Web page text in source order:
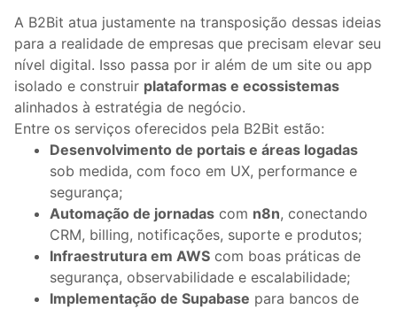
A B2Bit atua justamente na transposição dessas ideias
para a realidade de empresas que precisam elevar seu
nível digital. Isso passa por ir além de um site ou app
isolado e construir plataformas e ecossistemas
alinhados à estratégia de negócio.
Entre os serviços oferecidos pela B2Bit estão:
Desenvolvimento de portais e áreas logadas
sob medida, com foco em UX, performance e
segurança;
Automação de jornadas com n8n, conectando
CRM, billing, notificações, suporte e produtos;
Infraestrutura em AWS com boas práticas de
segurança, observabilidade e escalabilidade;
Implementação de Supabase para bancos de